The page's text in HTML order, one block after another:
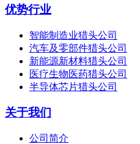
优势行业
智能制造业猎头公司
汽车及零部件猎头公司
新能源新材料猎头公司
医疗生物医药猎头公司
半导体芯片猎头公司
关于我们
公司简介